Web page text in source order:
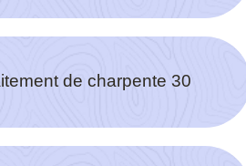
de charpente 30